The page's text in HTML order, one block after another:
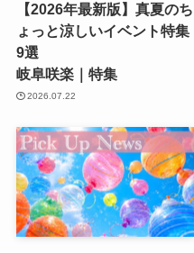
【2026年最新版】真夏のち
ょっと涼しいイベント特集
9選
岐阜咲楽｜特集
2026.07.22